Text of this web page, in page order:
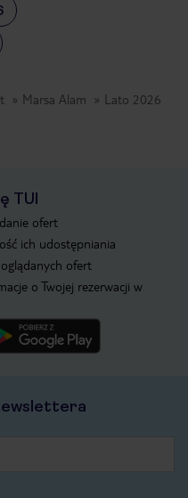
Marsa Alam Lato 2026
TUI
ofert
ich udostępniania
ofert
o Twojej rezerwacji w